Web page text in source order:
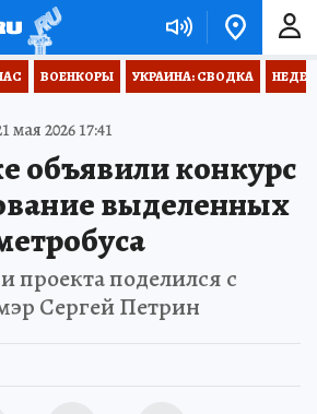
ВОЕНКОРЫ УКРАИНА: СВОДКА
мая 2026 17:41
объявили конкурс
выделенных
проекта поделился с
Сергей Петрин